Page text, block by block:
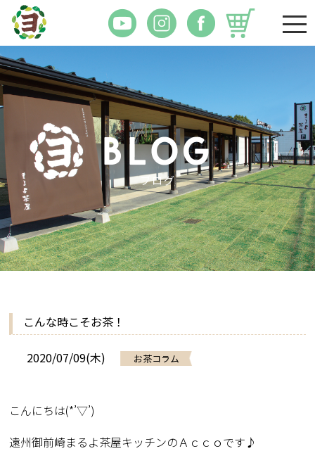
こんな時こそお茶！
2020/07/09(木) お茶コラム
こんにちは(*’▽’)
遠州御前崎まるよ茶屋キッチンのＡｃｃｏです♪